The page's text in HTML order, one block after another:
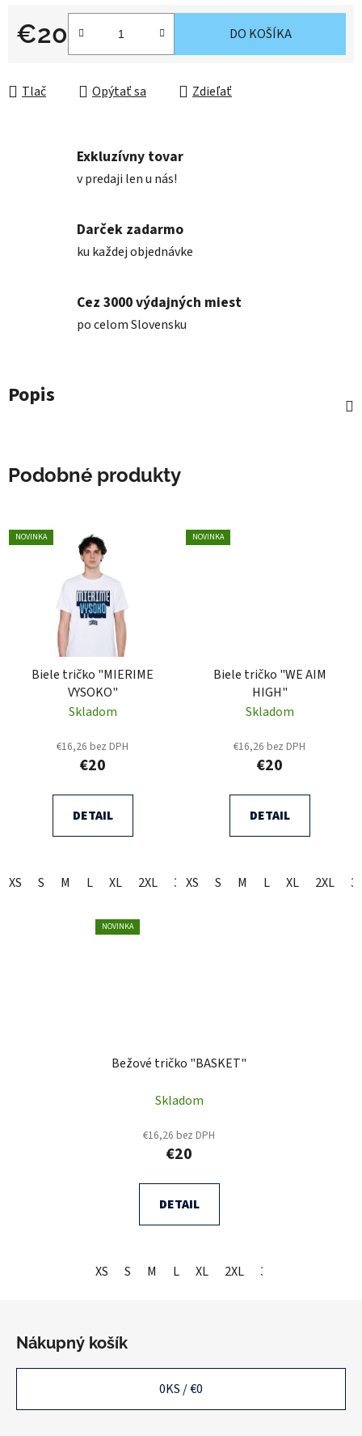
€20
Jednotková cena:
DO KOŠÍKA
Tlač Opýtať sa Zdieľať
Exkluzívny tovar
v predaji len u nás!
Darček zadarmo
ku každej objednávke
Cez 3000 výdajných miest
po celom Slovensku
Popis
Podobné produkty
NOVINKA
Biele tričko "MIERIME
VYSOKO"
Skladom
€16,26 bez DPH
€20
DETAIL
XS S M L XL 2XL 3XL
NOVINKA
Biele tričko "WE AIM
HIGH"
Skladom
€16,26 bez DPH
€20
DETAIL
XS S M L XL 2XL
NOVINKA
Bežové tričko "BASKET"
Skladom
€16,26 bez DPH
€20
DETAIL
XS S M L XL 2XL 3XL
Nákupný košík
0KS /€0